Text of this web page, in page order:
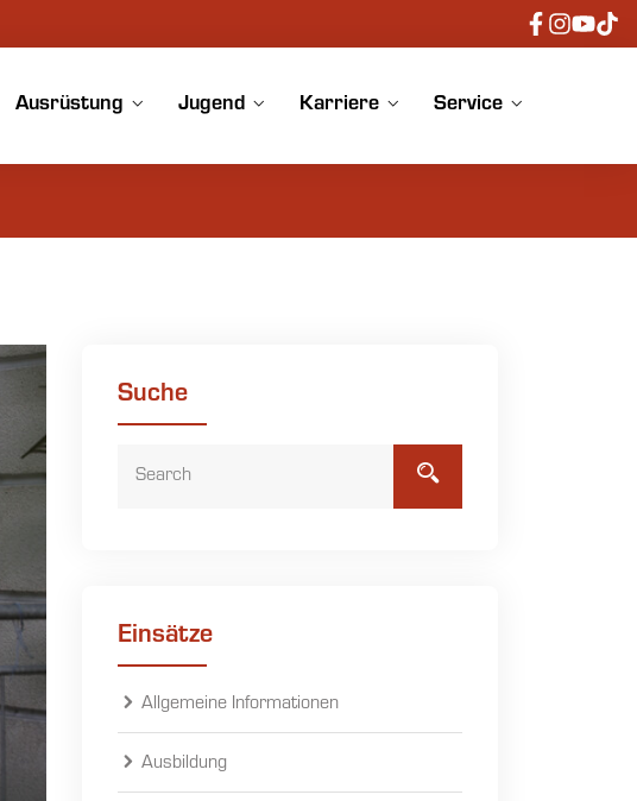
Ausrüstung Jugend Karriere Service
Suche
Einsätze
Allgemeine Informationen
Ausbildung